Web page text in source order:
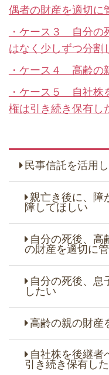
偶者の財産を適切に
・ケース３ 自分の
はなく少しずつ分割
・ケース４ 高齢の
・ケース５ 自社株
権は引き続き保有し
民事信託を活用
親亡き後に、障
障してほしい
自分の死後、高
の財産を適切に
自分の死後、息
したい
高齢の親の財産
自社株を後継者
引き続き保有し